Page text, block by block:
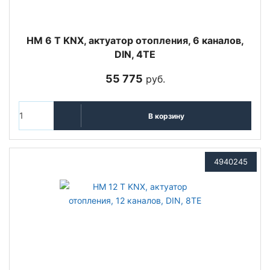
HM 6 T KNX, актуатор отопления, 6 каналов,
DIN, 4TE
55 775 руб.
В корзину
4940245